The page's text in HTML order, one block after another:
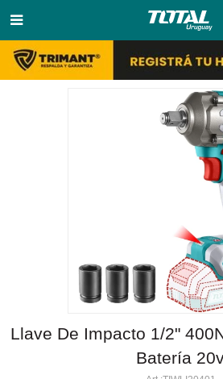

Llave De Impacto 1/2"
Batería